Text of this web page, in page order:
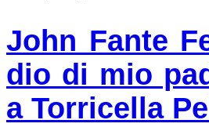
John Fante
dio di mio
a Torricella